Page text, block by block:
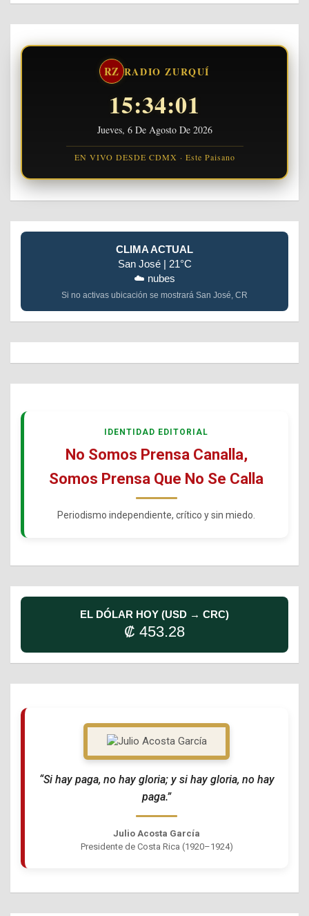
RZ RADIO ZURQUÍ
15:34:01
Jueves, 6 De Agosto De 2026
EN VIVO DESDE CDMX · Este Paisano
CLIMA ACTUAL
San José | 21°C
☁️ nubes
Si no activas ubicación se mostrará San José, CR
IDENTIDAD EDITORIAL
No Somos Prensa Canalla,
Somos Prensa Que No Se Calla
Periodismo independiente, crítico y sin miedo.
EL DÓLAR HOY (USD → CRC)
₡ 453.28
“Si hay paga, no hay gloria; y si hay gloria, no hay
paga.”
Julio Acosta García
Presidente de Costa Rica (1920–1924)